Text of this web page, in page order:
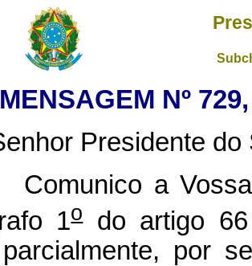
MENSAGEM Nº
Presidente do
a Vossa
1odo artigo 66
por